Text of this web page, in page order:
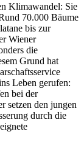
Klimawandel: Sie
70.000 Bäume
bis zur
Wiener
die
Grund hat
Leben gerufen:
bei der
setzen den jungen
durch die